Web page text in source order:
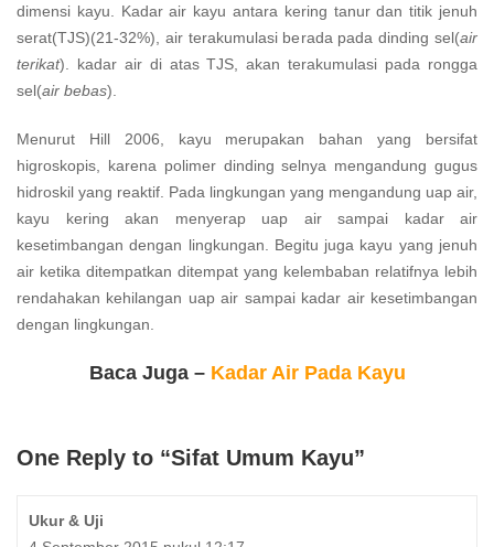
dimensi kayu. Kadar air kayu antara kering tanur dan titik jenuh
serat(TJS)(21-32%), air terakumulasi berada pada dinding sel(air
terikat). kadar air di atas TJS, akan terakumulasi pada rongga
sel(air bebas).
Menurut Hill 2006, kayu merupakan bahan yang bersifat
higroskopis, karena polimer dinding selnya mengandung gugus
hidroskil yang reaktif. Pada lingkungan yang mengandung uap air,
kayu kering akan menyerap uap air sampai kadar air
kesetimbangan dengan lingkungan. Begitu juga kayu yang jenuh
air ketika ditempatkan ditempat yang kelembaban relatifnya lebih
rendahakan kehilangan uap air sampai kadar air kesetimbangan
dengan lingkungan.
Baca Juga – Kadar Air Pada Kayu
One Reply to “Sifat Umum Kayu”
Ukur & Uji